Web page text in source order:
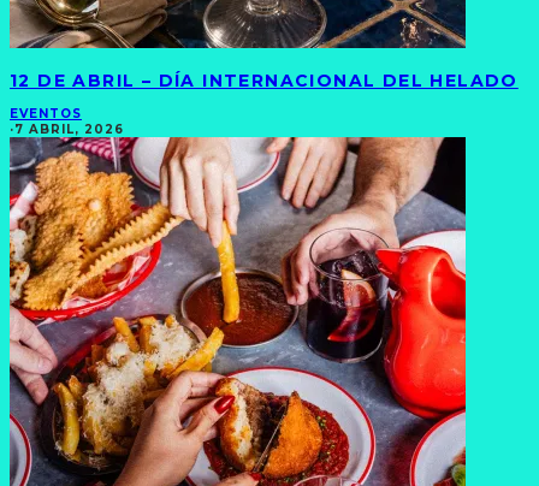
12 DE ABRIL – DÍA INTERNACIONAL DEL HELADO
EVENTOS
·7 ABRIL, 2026